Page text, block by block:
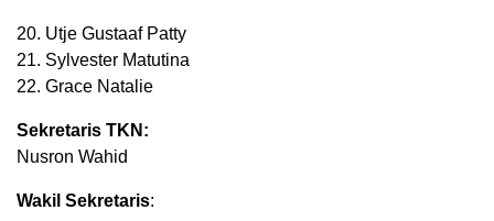
20. Utje Gustaaf Patty
21. Sylvester Matutina
22. Grace Natalie
Sekretaris TKN:
Nusron Wahid
Wakil Sekretaris: